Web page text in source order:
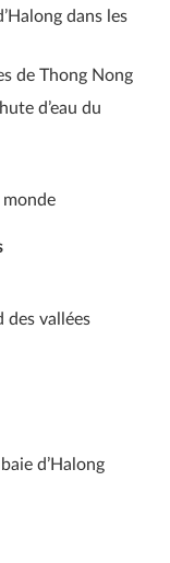
dans les
de Thong Nong
d’eau du
monde
des vallées
d’Halong